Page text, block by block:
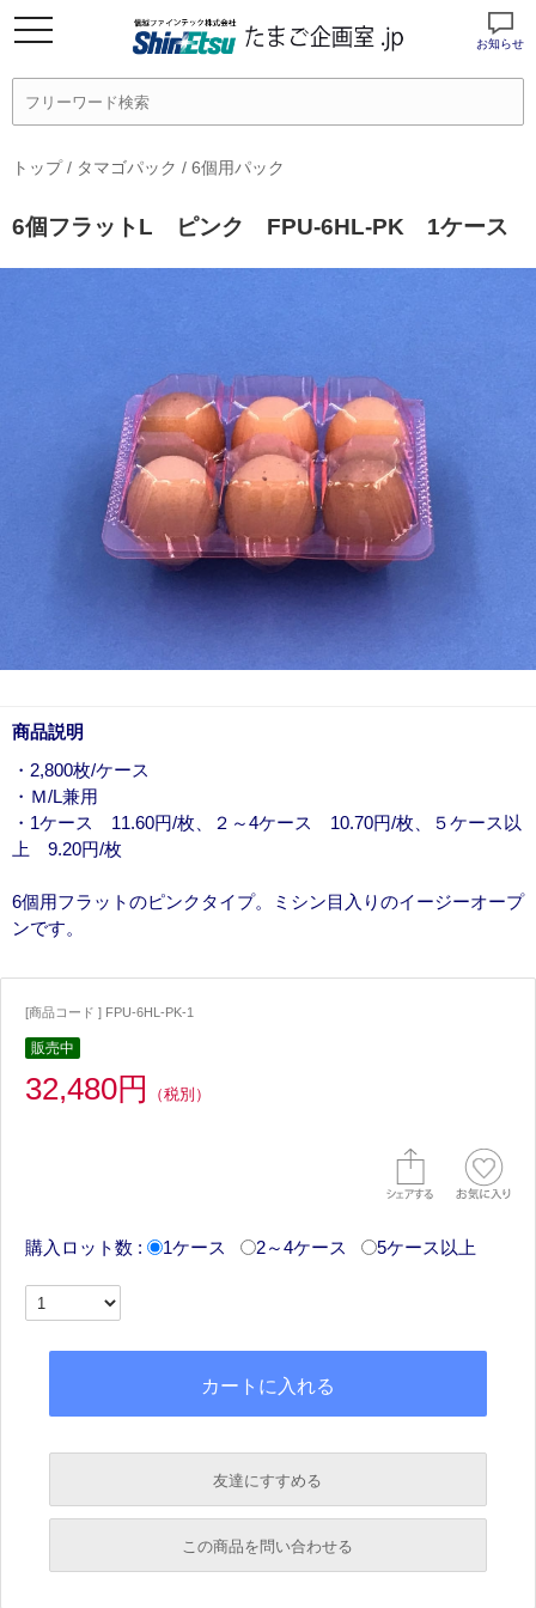
お知らせ
トップ/ タマゴパック / 6個用パック
6個フラットL ピンク FPU-6HL-PK 1ケース
商品説明
・2,800枚/ケース
・Ｍ/L兼用
・1ケース 11.60円/枚、２～4ケース 10.70円/枚、５ケース以
上 9.20円/枚
6個用フラットのピンクタイプ。ミシン目入りのイージーオープ
ンです。
[商品コード ] FPU-6HL-PK-1
販売中
32,480円 （税別）
購入ロット数 : 1ケース 2～4ケース 5ケース以上
友達にすすめる
必須
この商品を問い合わせる